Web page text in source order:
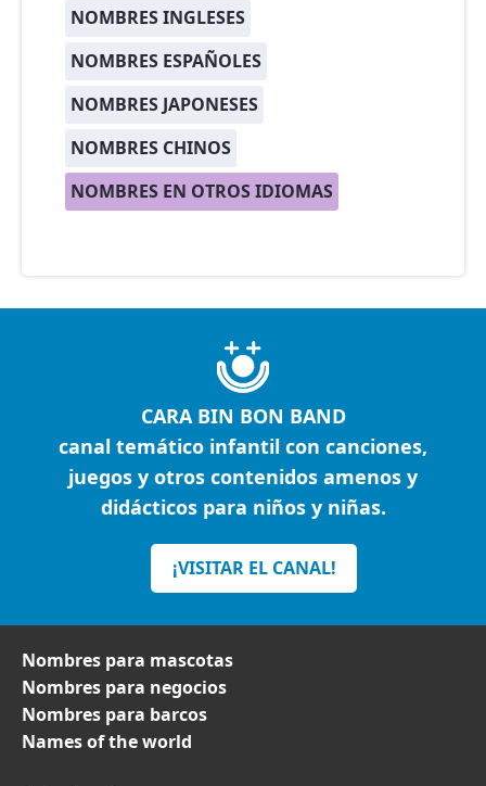
NOMBRES INGLESES
NOMBRES ESPAÑOLES
NOMBRES JAPONESES
NOMBRES CHINOS
NOMBRES EN OTROS IDIOMAS
CARA BIN BON BAND
canal temático infantil con canciones,
juegos y otros contenidos amenos y
didácticos para niños y niñas.
¡VISITAR EL CANAL!
Nombres para mascotas
Nombres para negocios
Nombres para barcos
Names of the world